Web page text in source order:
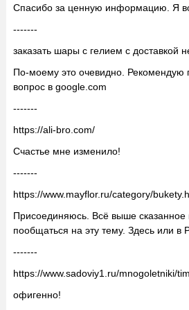
Спасибо за ценную информацию. Я
-------
заказать шары с гелием с доставкой
По-моему это очевидно. Рекомендую
вопрос в google.com
-------
https://ali-bro.com/
Счастье мне изменило!
-------
https://www.mayflor.ru/category/
Присоединяюсь. Всё выше
пообщаться на эту тему. Здесь или в
-------
https://www.sadoviy1.ru/mnogoletniki/
офигенно!